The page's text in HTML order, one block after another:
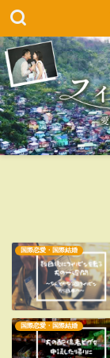
国際恋愛・国際結婚
国際恋愛・国際結婚